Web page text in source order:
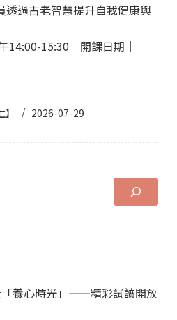
透過古老智慧提升自我健康與
14:00-15:30｜開課日期｜
2026-07-29
養心時光」——精彩試讀開放